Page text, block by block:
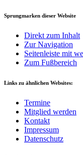
Sprungmarken dieser Website
Direkt zum Inhalt
Zur Navigation
Seitenleiste mit
Zum Fußbereich
Links zu ähnlichen Websites:
Termine
Mitglied werden
Kontakt
Impressum
Datenschutz